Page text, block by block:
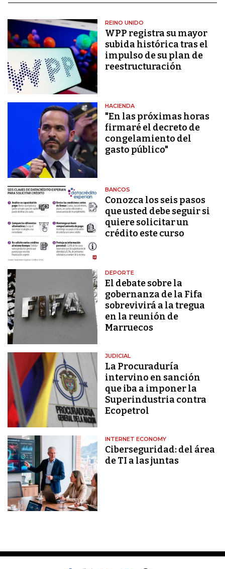
REINO UNIDO
WPP registra su mayor
subida histórica tras el
impulso de su plan de
reestructuración
HACIENDA
"En las próximas horas
firmaré el decreto de
congelamiento del
gasto público"
BANCOS
Conozca los seis pasos
que usted debe seguir si
quiere solicitar un
crédito este curso
DEPORTE
El debate sobre la
gobernanza de la Fifa
sobrevivirá a la tregua
en la reunión de
Marruecos
JUDICIAL
La Procuraduría
intervino en sanción
que iba a imponer la
Superindustria contra
Ecopetrol
INTERNET ECONOMY
Ciberseguridad: del área
de TI a las juntas